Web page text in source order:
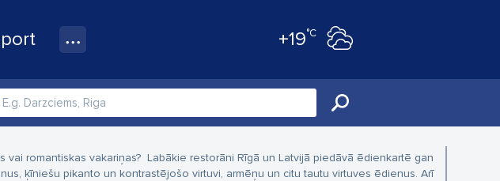
+19°C
romantiskas vakariņas? Labākie restorāni Rīgā un Latvijā piedāvā ēdienkartē gan
ķīniešu pikanto un kontrastējošo virtuvi, armēņu un citu tautu virtuves ēdienus. Arī